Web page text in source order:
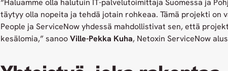
“Haluamme olla halutuin IT-palvelutoimittaja Suomessa ja
täytyy olla nopeita ja tehdä jotain rohkeaa. Tämä projekti on
People ja ServiceNow yhdessä mahdollistivat sen, että
kesälomia,” sanooVille-Pekka Kuha, Netoxin ServiceNow